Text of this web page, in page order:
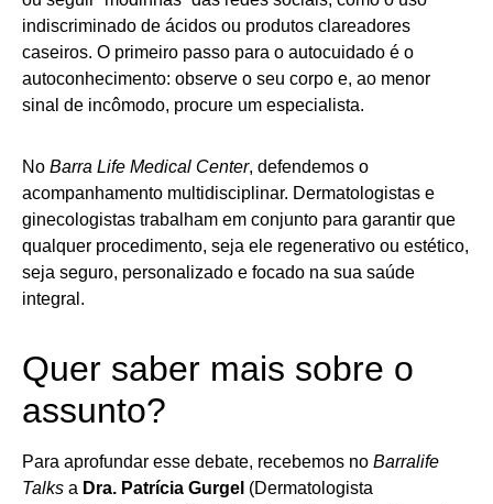
indiscriminado de ácidos ou produtos clareadores
caseiros. O primeiro passo para o autocuidado é o
autoconhecimento: observe o seu corpo e, ao menor
sinal de incômodo, procure um especialista.
No Barra Life Medical Center, defendemos o
acompanhamento multidisciplinar. Dermatologistas e
ginecologistas trabalham em conjunto para garantir que
qualquer procedimento, seja ele regenerativo ou estético,
seja seguro, personalizado e focado na sua saúde
integral.
Quer saber mais sobre o
assunto?
Para aprofundar esse debate, recebemos no Barralife
Talks a Dra. Patrícia Gurgel (Dermatologista